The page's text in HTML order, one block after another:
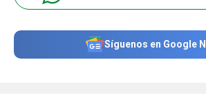
Síguenos en Google